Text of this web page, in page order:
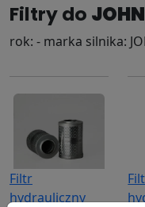
Filtry do
rok: - marka silnika:
Filtr
hydrauliczny